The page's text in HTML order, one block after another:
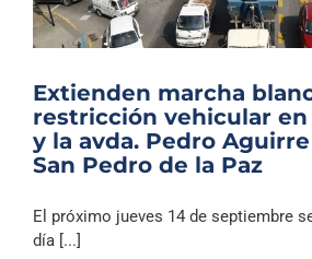
Noticias
Columnas
Música Clásica
Extienden marcha
restricción vehicular en
y la avda. Pedro
San Pedro de la Paz
El próximo jueves 14 de septiembre
día [...]